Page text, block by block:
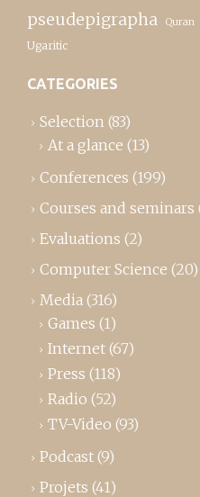
pseudepigrapha Quran
Ugaritic
CATEGORIES
Selection (83)
At a glance (13)
Conferences (199)
Courses and seminars
Evaluations (2)
Computer Science (20)
Media (316)
Games (1)
Internet (67)
Press (118)
Radio (52)
TV-Video (93)
Podcast (9)
Projets (41)